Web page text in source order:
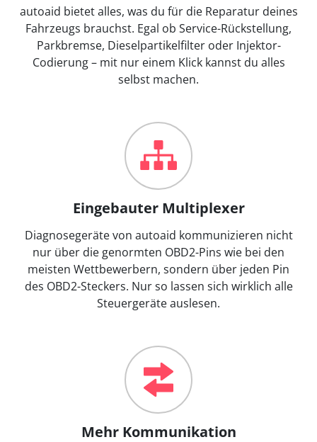
autoaid bietet alles, was du für die Reparatur deines
Fahrzeugs brauchst. Egal ob Service-Rückstellung,
Parkbremse, Dieselpartikelfilter oder Injektor-
Codierung – mit nur einem Klick kannst du alles
selbst machen.
Eingebauter Multiplexer
Diagnosegeräte von autoaid kommunizieren nicht
nur über die genormten OBD2-Pins wie bei den
meisten Wettbewerbern, sondern über jeden Pin
des OBD2-Steckers. Nur so lassen sich wirklich alle
Steuergeräte auslesen.
Mehr Kommunikation